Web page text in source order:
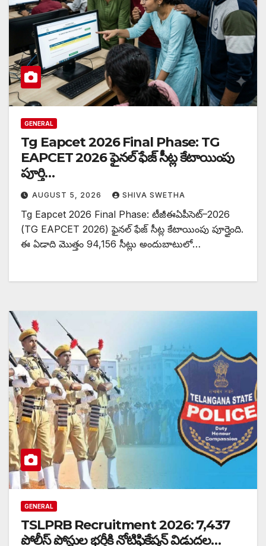
GENERAL
Tg Eapcet 2026 Final Phase: TG
EAPCET 2026 ఫైనల్ ఫేజ్ సీట్ల కేటాయింపు
పూర్తి…
AUGUST 5, 2026 SHIVA SWETHA
Tg Eapcet 2026 Final Phase: టీజీఈఏపీసెట్–2026
(TG EAPCET 2026) ఫైనల్ ఫేజ్ సీట్ల కేటాయింపు పూర్తైంది.
ఈ ఏడాది మొత్తం 94,156 సీట్లు అందుబాటులో…
GENERAL
TSLPRB Recruitment 2026: 7,437
పోలీస్ పోస్టుల భర్తీకి నోటిఫికేషన్ విడుదల…